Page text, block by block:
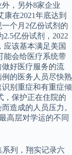
，另外8家企业
在2021年底达到
个月2亿份试剂的
亿份试剂，2022
应该基本满足美国
能会给医疗系统带
好医疗服务的流
的医务人员尽快熟
别重症和有重症倾
，保护正在住院的
造成的人员压力。
高层对学运的不同
系列，翔实记录六